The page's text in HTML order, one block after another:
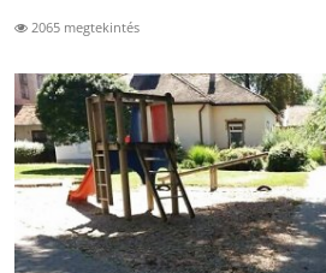
2065 megtekintés